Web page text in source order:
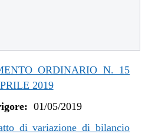
2021
2021
02/2021
07/2020
12/2019
07/2019
ORDINARIO N. 15
2019
01/05/2019
di variazione di bilancio